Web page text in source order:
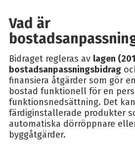
Vad är
Bidraget regleras av lagen
bostadsanpassningsbidrag
finansiera åtgärder som gör
bostad funktionell för en
funktionsnedsättning. Det
färdiginstallerade produkter
automatiska dörröppnare
byggåtgärder.